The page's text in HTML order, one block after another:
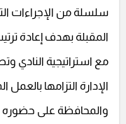
سلسلة من الإجراءات
المقبلة بهدف إعادة
مع استراتيجية النادي
الإدارة التزامها
والمحافظة على حضوره